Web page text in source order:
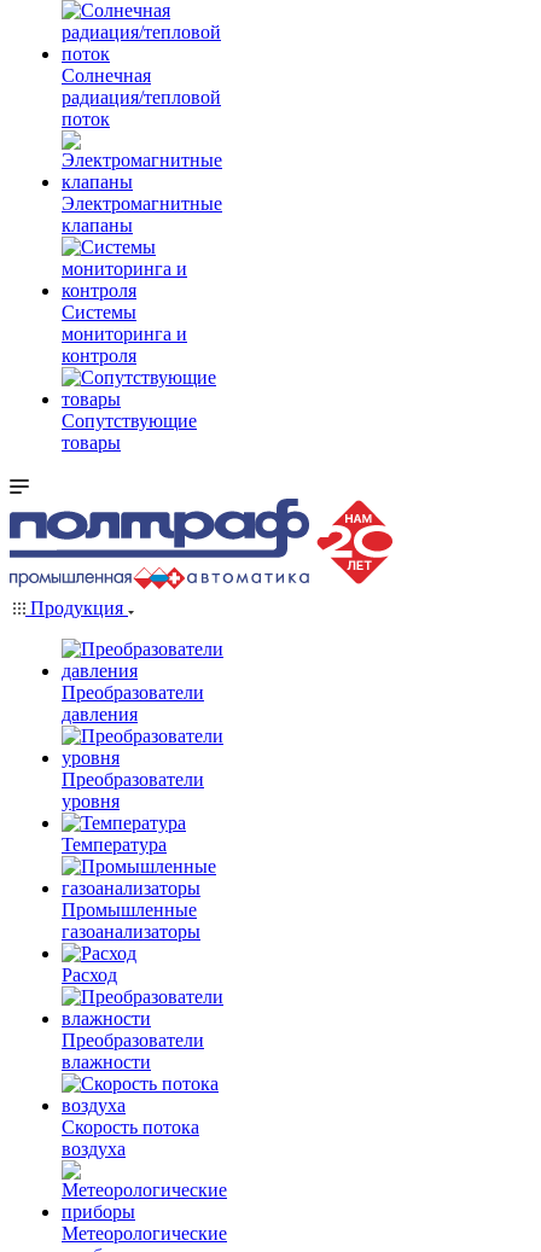
Солнечная
радиация/тепловой
поток
Электромагнитные
клапаны
Системы
мониторинга и
контроля
Сопутствующие
товары
Продукция
Преобразователи
давления
Преобразователи
уровня
Температура
Промышленные
газоанализаторы
Расход
Преобразователи
влажности
Скорость потока
воздуха
Метеорологические